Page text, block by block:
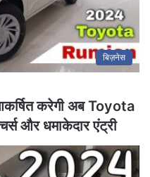
बिज़नेस
करेगी अब Toyota
और धमाकेदार एंट्री